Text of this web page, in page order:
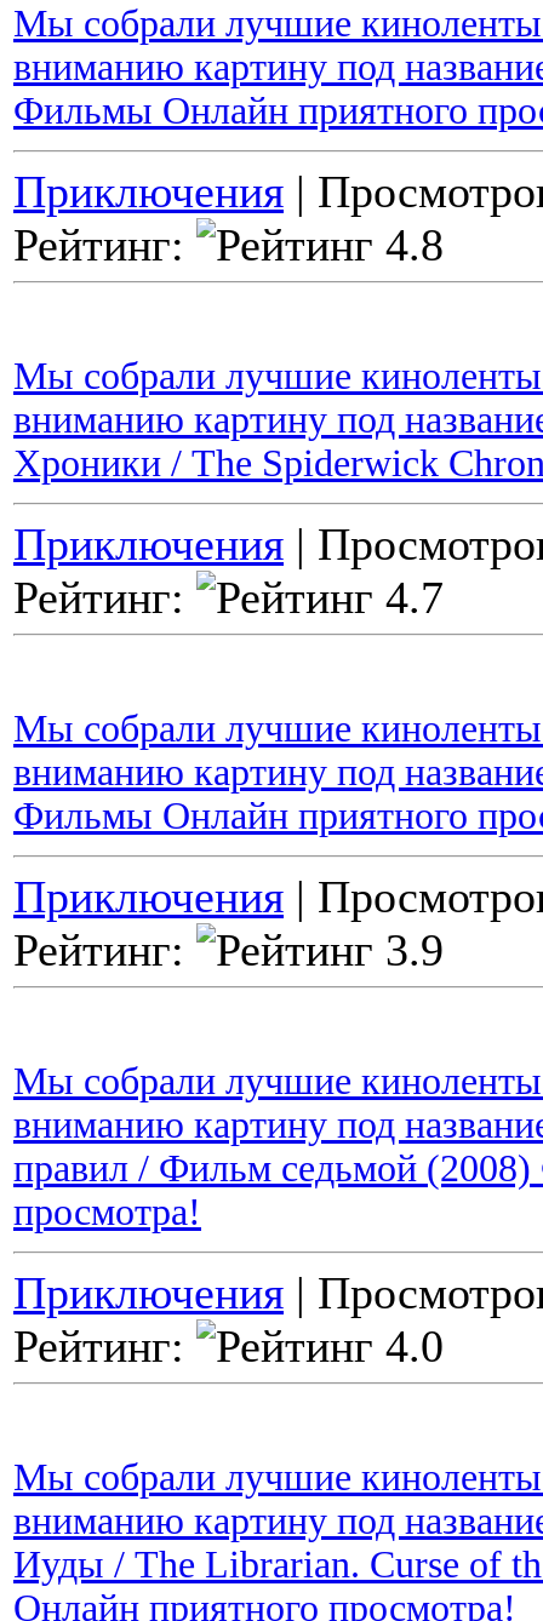
Мы собрали лучшие киноленты
вниманию картину под
Фильмы Онлайн приятного
Приключения |
Рейтинг:
Мы собрали лучшие киноленты
вниманию картину под
Хроники / The Spiderwick
Приключения |
Рейтинг:
Мы собрали лучшие киноленты
вниманию картину под
Фильмы Онлайн приятного
Приключения |
Рейтинг:
Мы собрали лучшие киноленты
вниманию картину под
правил / Фильм седьмой
просмотра!
Приключения |
Рейтинг:
Мы собрали лучшие киноленты
вниманию картину под
Иуды / The Librarian. Curse of
Онлайн приятного просмотра!